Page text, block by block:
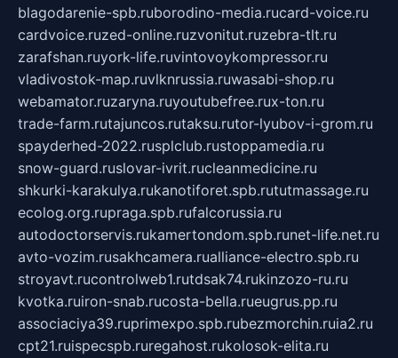
blagodarenie-spb.ruborodino-media.rucard-voice.ru
cardvoice.ruzed-online.ruzvonitut.ruzebra-tlt.ru
zarafshan.ruyork-life.ruvintovoykompressor.ru
vladivostok-map.ruvlknrussia.ruwasabi-shop.ru
webamator.ruzaryna.ruyoutubefree.rux-ton.ru
trade-farm.rutajuncos.rutaksu.rutor-lyubov-i-grom.ru
spayderhed-2022.rusplclub.rustoppamedia.ru
snow-guard.ruslovar-ivrit.rucleanmedicine.ru
shkurki-karakulya.rukanotiforet.spb.rututmassage.ru
ecolog.org.rupraga.spb.rufalcorussia.ru
autodoctorservis.rukamertondom.spb.runet-life.net.ru
avto-vozim.rusakhcamera.rualliance-electro.spb.ru
stroyavt.rucontrolweb1.rutdsak74.rukinzozo-ru.ru
kvotka.ruiron-snab.rucosta-bella.rueugrus.pp.ru
associaciya39.ruprimexpo.spb.rubezmorchin.ruia2.ru
cpt21.ruispecspb.ruregahost.rukolosok-elita.ru